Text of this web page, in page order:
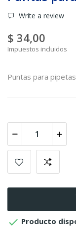
Write a review
$ 34,00
Impuestos incluidos
Puntas para pipetas
 Producto